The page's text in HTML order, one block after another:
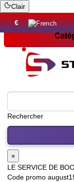
Clair
€
Rechercher
×
LE SERVICE DE
Code promo